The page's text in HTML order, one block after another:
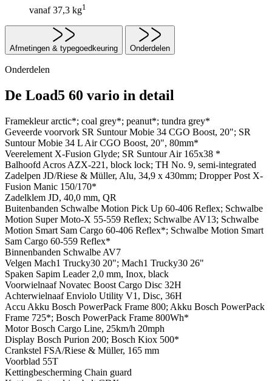
vanaf 37,3 kg1
Afmetingen & typegoedkeuring Onderdelen
Onderdelen
De Load5 60 vario in detail
Framekleurarctic*; coal grey*; peanut*; tundra grey*
Geveerde voorvork SR Suntour Mobie 34 CGO Boost, 20"; SR
Suntour Mobie 34 L Air CGO Boost, 20", 80mm*
Veerelement X-Fusion Glyde; SR Suntour Air 165x38 *
Balhoofd Acros AZX-221, block lock; TH No. 9, semi-integrated
Zadelpen JD/Riese & Müller, Alu, 34,9 x 430mm; Dropper Post X-
Fusion Manic 150/170*
Zadelklem JD, 40,0 mm, QR
Buitenbanden Schwalbe Motion Pick Up 60-406 Reflex; Schwalbe
Motion Super Moto-X 55-559 Reflex; Schwalbe AV13; Schwalbe
Motion Smart Sam Cargo 60-406 Reflex*; Schwalbe Motion Smart
Sam Cargo 60-559 Reflex*
Binnenbanden Schwalbe AV7
Velgen Mach1 Trucky30 20"; Mach1 Trucky30 26"
Spaken Sapim Leader 2,0 mm, Inox, black
VoorwielnaafNovatec Boost Cargo Disc 32H
AchterwielnaafEnviolo Utility V1, Disc, 36H
Accu Akku Bosch PowerPack Frame 800; Akku Bosch PowerPack
Frame 725*; Bosch PowerPack Frame 800Wh*
MotorBosch Cargo Line, 25km/h 20mph
Display Bosch Purion 200; Bosch Kiox 500*
Crankstel FSA/Riese & Müller, 165 mm
Voorblad 55T
Kettingbescherming Chain guard